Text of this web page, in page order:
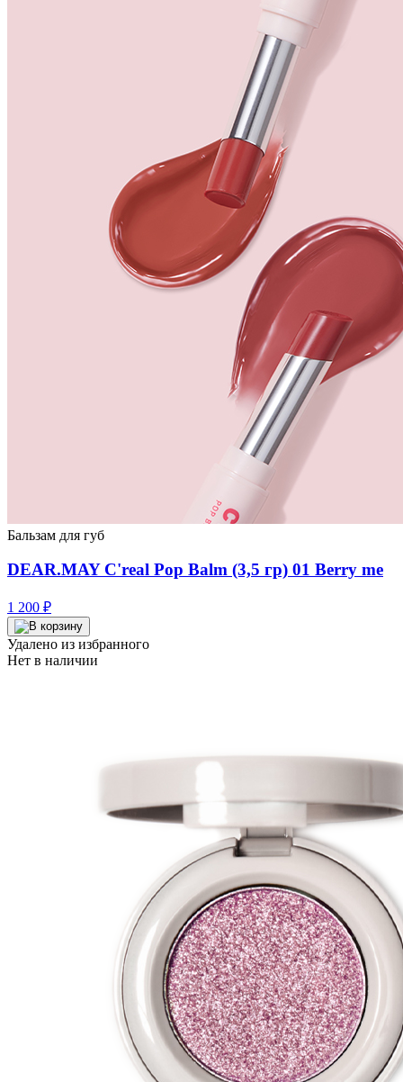
Бальзам для губ
DEAR.MAY C'real Pop Balm (3,5 гр) 01 Berry me
1 200 ₽
Удалено из избранного
Нет в наличии